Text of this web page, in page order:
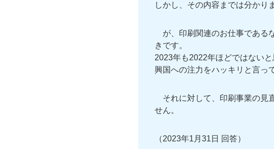
しかし、その内容までは分かり
が、印刷関連のお仕事である
きです。
2023年も2022年ほどではない
興国への注力をハッキリと言っ
それに対して、印刷事業の見
せん。
（2023年1月31日 回答）